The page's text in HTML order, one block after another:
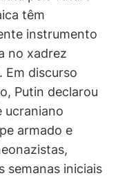
têm
instrumento
no xadrez
Em discurso
Putin declarou
ucraniano
armado e
semanas iniciais